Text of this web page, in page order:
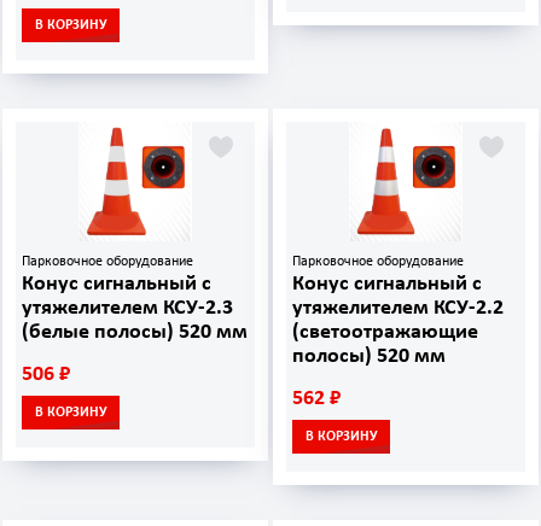
В КОРЗИНУ
Парковочное оборудование
Конус сигнальный с
утяжелителем КСУ-2.3
(белые полосы) 520 мм
506 ₽
В КОРЗИНУ
Парковочное оборудование
Конус сигнальный с
утяжелителем КСУ-2.2
(светоотражающие
полосы) 520 мм
562 ₽
В КОРЗИНУ